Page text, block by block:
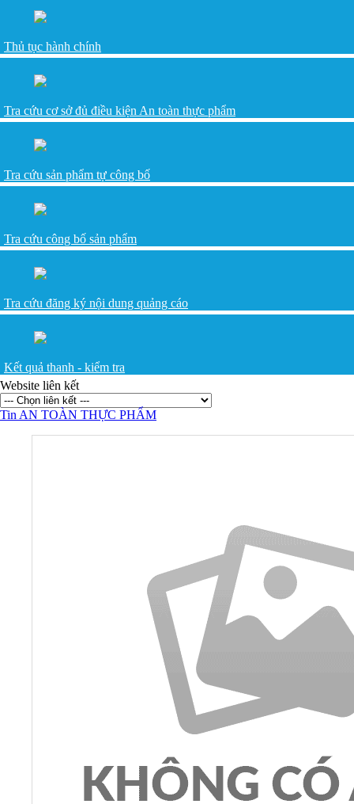
Thủ tục hành chính
Tra cứu cơ sở đủ điều kiện An toàn thực phẩm
Tra cứu sản phẩm tự công bố
Tra cứu công bố sản phẩm
Tra cứu đăng ký nội dung quảng cáo
Kết quả thanh - kiểm tra
Website liên kết
Tin AN TOÀN THỰC PHẨM